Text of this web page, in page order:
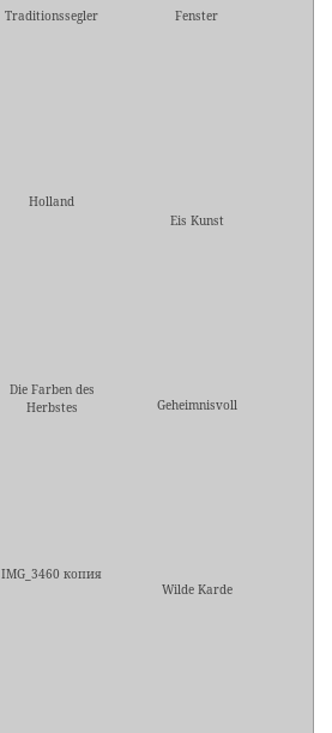
Traditionssegler Fenster
Holland
Eis Kunst
Die Farben des
Herbstes
Geheimnisvoll
IMG_3460 копия
Wilde Karde